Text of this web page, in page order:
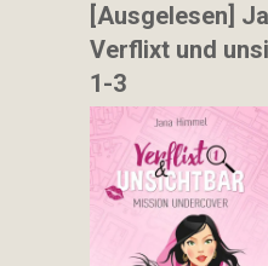
[Ausgelesen]
Verflixt und
1-3